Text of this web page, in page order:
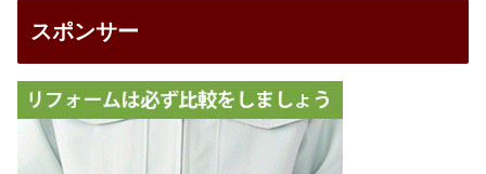
スポンサー